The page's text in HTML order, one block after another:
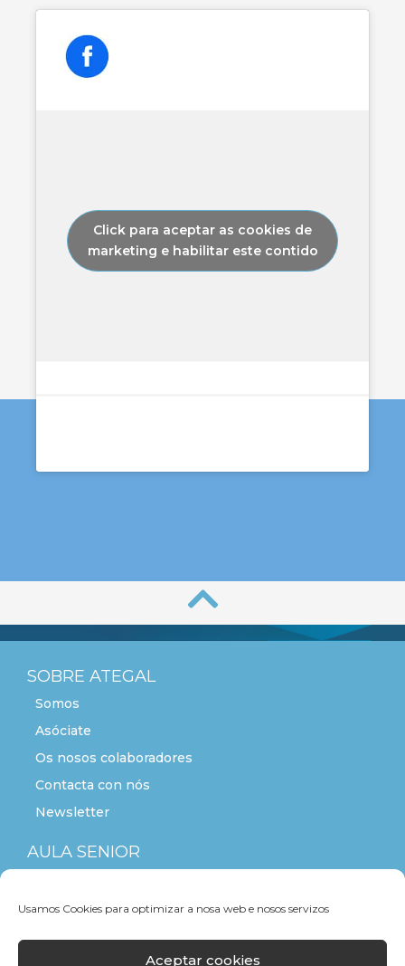
Usamos Cookies para optimizar a nosa web e nosos servizos
Aceptar cookies
Click para aceptar as cookies de
marketing e habilitar este contido
SOBRE ATEGAL
Somos
Asóciate
Os nosos colaboradores
Contacta con nós
Newsletter
AULA SENIOR